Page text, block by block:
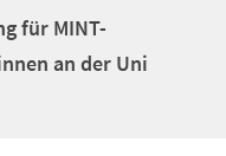
für MINT-
an der Uni